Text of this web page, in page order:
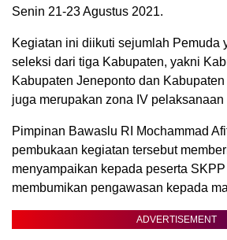
Senin 21-23 Agustus 2021.
Kegiatan ini diikuti sejumlah Pemuda
seleksi dari tiga Kabupaten, yakni
Kabupaten Jeneponto dan
juga merupakan zona IV
Pimpinan Bawaslu RI Mochammad
pembukaan kegiatan tersebut
menyampaikan kepada peserta
membumikan pengawasan kepada
ADVERTISEMENT